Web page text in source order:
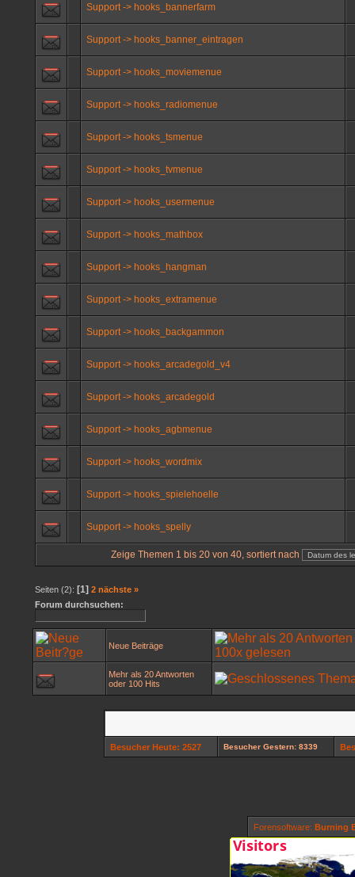
Support -> hooks_bannerfarm
Support -> hooks_banner_eintragen
Support -> hooks_moviemenue
Support -> hooks_radiomenue
Support -> hooks_tsmenue
Support -> hooks_tvmenue
Support -> hooks_usermenue
Support -> hooks_mathbox
Support -> hooks_hangman
Support -> hooks_extramenue
Support -> hooks_backgammon
Support -> hooks_arcadegold_v4
Support -> hooks_arcadegold
Support -> hooks_agbmenue
Support -> hooks_wordmix
Support -> hooks_spielehoelle
Support -> hooks_spelly
Zeige Themen 1 bis 20 von 40, sortiert nach
Seiten (2): [1] 2 nächste »
Forum durchsuchen:
Neue Beiträge
Mehr als 20 Antworten
oder 100 Hits
Besucher Heute: 2527 Besucher Gestern: 8339
Forensoftware: Burning